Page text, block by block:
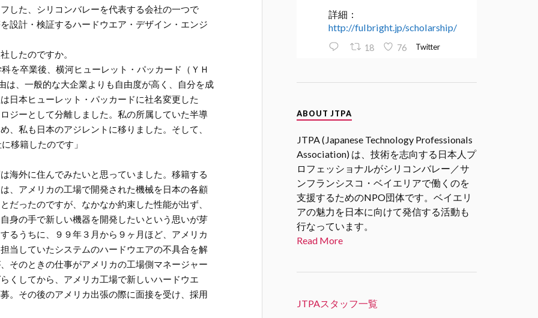
した、シリコンバレーを代表する会社の一つで
設計・検証するハードウエア・デザイン・エンジ
したのですか。
を卒業後、横河ヒューレット・パッカード（ＹＨ
は、一般的な大企業よりも自由度が高く、自分を成
日本ヒューレット・パッカードに社名変更した
ジーとして分離しました。私の所属していた半導
、私も日本のアジレントに移りました。そして、
移籍したのです」
海外に住んでみたいと思っていました。移籍する
、アメリカの工場で開発された機械を日本の各顧
だったのですが、なかなか約束した性能が出ず、
身の手で新しい機器を開発したいという思いが芽
るうちに、９９年３月から９ヶ月ほど、アメリカ
当していたシステムのハードウエアの不具合を解
そのときの仕事がアメリカの工場側マネージャー
くしてから、アメリカ工場で新しいハードウエ
。その後のアメリカ出張の際に面接を受け、採用
詳細：
http://fulbright.jp/scholarship/
18 76 Twitter
JTPA@シリコンバレー発のエンジ
30 1月 2025
「スタートアップエコシステムを
考える」 若手起業家、VC、アク
セラレータの各分野からの関係者
をお招きし、「スタートアップエ
コシステム」についてリアルな現
状や未来の展望についてお話を伺
います。
#シリコンバレーｘ日本なセミナ
1
JTPA@シリコンバレー発のエンジニアコ
ABOUT JTPA
JTPA (Japanese Technology Professionals
Association) は、技術を志向する日本人プ
ロフェッショナルがシリコンバレー／サ
ンフランシスコ・ベイエリアで働くのを
支援するためのNPO団体です。ベイエリ
アの魅力を日本に向けて発信する活動も
行なっています。
Read More
JTPAスタッフ一覧